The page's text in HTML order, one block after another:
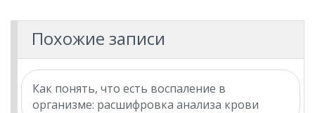
Похожие записи
Как понять, что есть воспаление в
организме: расшифровка анализа крови